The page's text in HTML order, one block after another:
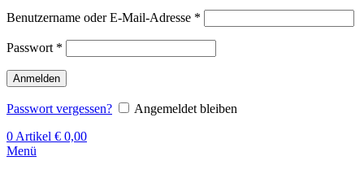
Benutzername oder E-Mail-Adresse *
Passwort *
Anmelden
Passwort vergessen?
Angemeldet bleiben
0 Artikel € 0,00
Menü